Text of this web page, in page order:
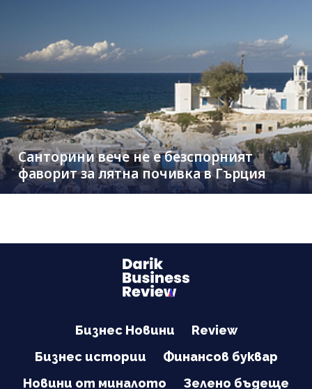
Санторини вече не е безспорният
фаворит за лятна почивка в Гърция
Бизнес Новини
Review
Бизнес истории
Финансов буквар
Новини от миналото
Зелено бъдеще